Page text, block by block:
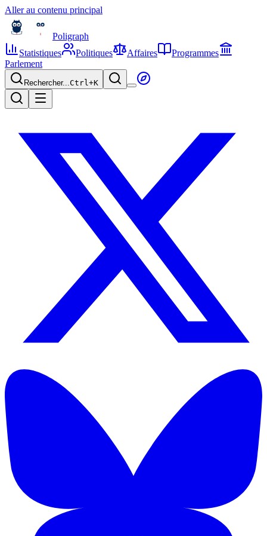
Aller au contenu principal
Poligraph
Statistiques
Politiques Affaires
Programmes
Parlement
Rechercher...Ctrl+K